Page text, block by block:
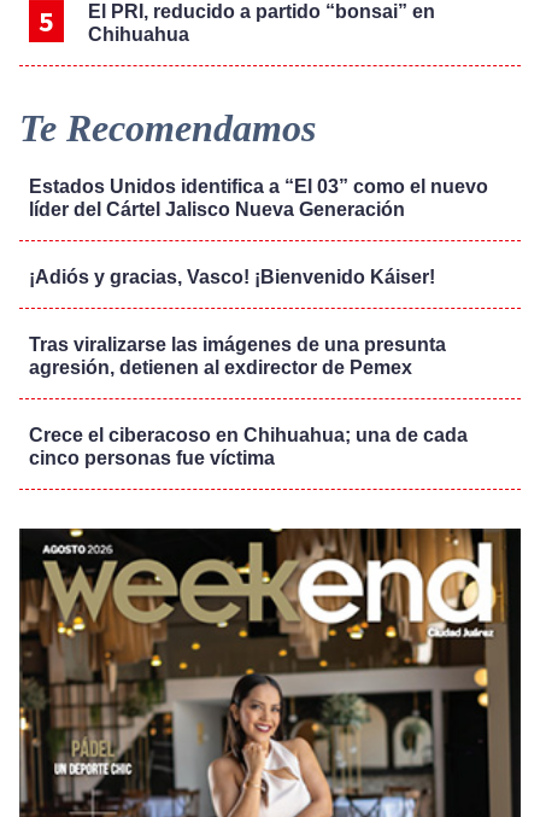
El PRI, reducido a partido “bonsai” en
Chihuahua
Te Recomendamos
Estados Unidos identifica a “El 03” como el nuevo
líder del Cártel Jalisco Nueva Generación
¡Adiós y gracias, Vasco! ¡Bienvenido Káiser!
Tras viralizarse las imágenes de una presunta
agresión, detienen al exdirector de Pemex
Crece el ciberacoso en Chihuahua; una de cada
cinco personas fue víctima